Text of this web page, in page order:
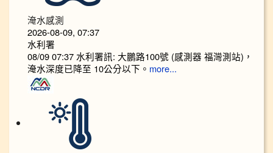
淹水感測
2026-08-09, 07:37
水利署
08/09 07:37 水利署訊: 大鵬路100號 (感測器 福灣測站)，
淹水深度已降至 10公分以下。​​ more...